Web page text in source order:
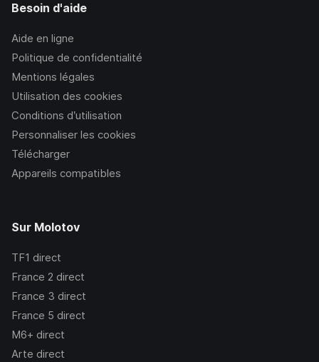
Besoin d'aide
Aide en ligne
Politique de confidentialité
Mentions légales
Utilisation des cookies
Conditions d’utilisation
Personnaliser les cookies
Télécharger
Appareils compatibles
Sur Molotov
TF1 direct
France 2 direct
France 3 direct
France 5 direct
M6+ direct
Arte direct